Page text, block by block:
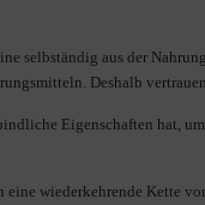
selbständig aus der
Deshalb
Eigenschaften hat,
eine wiederkehrende Kette